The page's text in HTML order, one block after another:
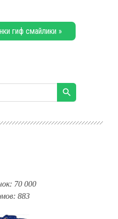
гиф смайлики »
70 000
883